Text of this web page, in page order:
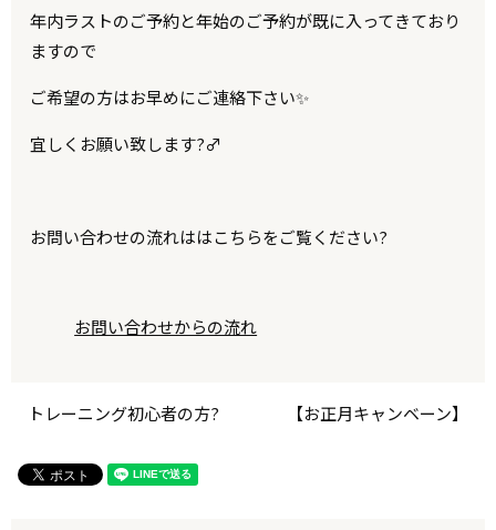
年内ラストのご予約と年始のご予約が既に入ってきており
ますので
ご希望の方はお早めにご連絡下さい✨
宜しくお願い致します?‍♂️
お問い合わせの流れははこちらをご覧ください?
お問い合わせからの流れ
トレーニング初心者の方? 【お正月キャンベーン】